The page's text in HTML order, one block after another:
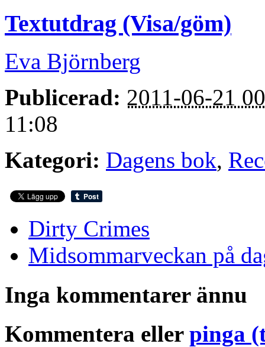
Textutdrag (Visa/göm)
Eva Björnberg
Publicerad: 2011-06-21
11:08
Kategori: Dagens bok,
Dirty Crimes
Midsommarveckan på
Inga kommentarer ännu
Kommentera eller pinga